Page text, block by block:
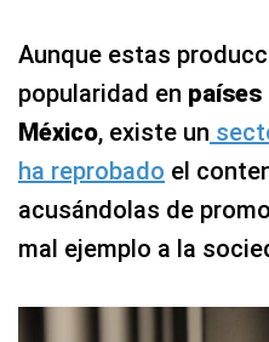
Aunque estas
popularidad en países
México, existe un
ha reprobado el
acusándolas de
mal ejemplo a la